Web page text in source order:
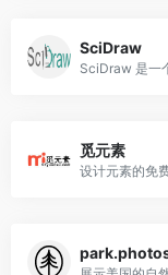
SciDraw
觅元素
设计元素的免